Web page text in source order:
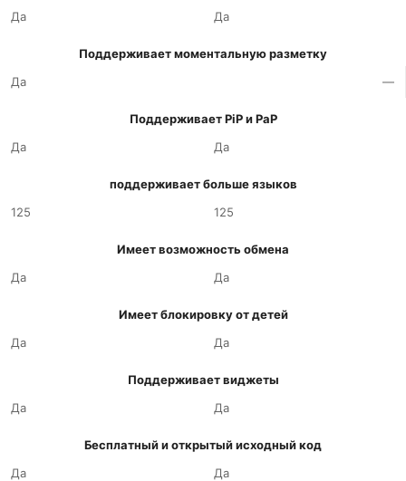
Да
Да
Поддерживает моментальную разметку
Да
—
Поддерживает PiP и PaP
Да
Да
поддерживает больше языков
125
125
Имеет возможность обмена
Да
Да
Имеет блокировку от детей
Да
Да
Поддерживает виджеты
Да
Да
Бесплатный и открытый исходный код
Да
Да